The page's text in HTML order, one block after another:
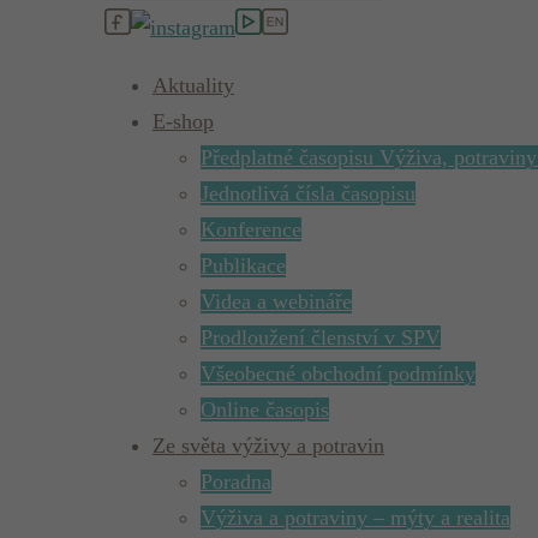
Aktuality
E-shop
Předplatné časopisu Výživa,
Jednotlivá čísla časopisu
Konference
Publikace
Videa a webináře
Prodloužení členství v SPV
Všeobecné obchodní podmínky
Online časopis
Ze světa výživy a potravin
Poradna
Výživa a potraviny – mýty a realita